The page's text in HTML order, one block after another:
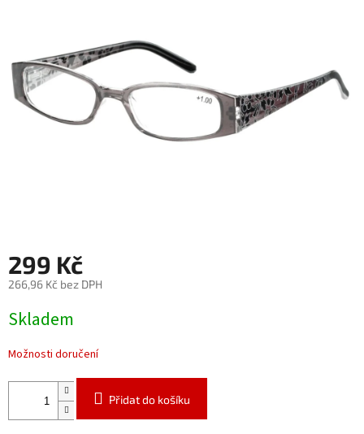
299 Kč
266,96 Kč bez DPH
cena:
Skladem
Možnosti doručení
Přidat do košíku